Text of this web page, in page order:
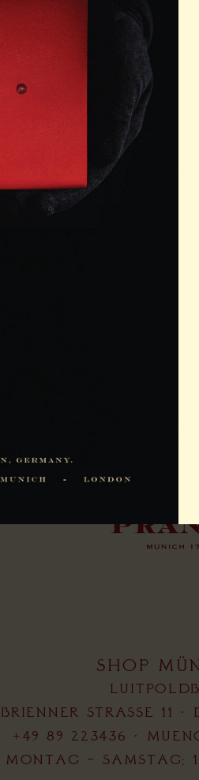
RÜCKGABEN
SHOP
BRIENNER STRASSE 11
+49 89 223436
·
MONTAG –
GEÄNDERTE
ADRESSE
Aufgrund von
wir per E-Mail derzeit